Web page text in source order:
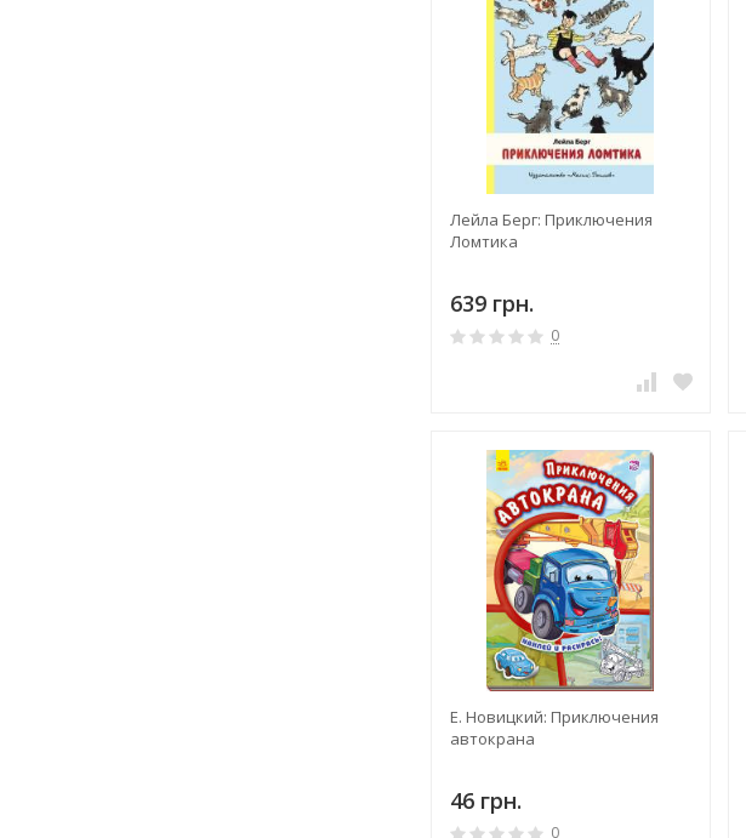
Лейла Берг: Приключения
Ломтика
639 грн.
0
Е. Новицкий: Приключения
автокрана
46 грн.
0